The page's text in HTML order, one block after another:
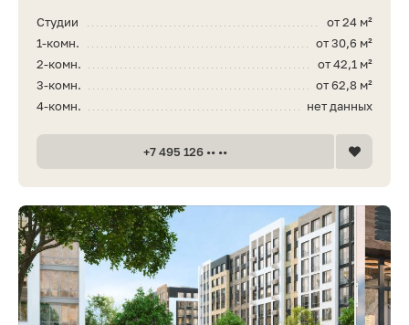
от 24 м²
Студии
от 30,6 м²
1-комн.
от 42,1 м²
2-комн.
от 62,8 м²
3-комн.
нет данных
4-комн.
+7 495 126 •• ••